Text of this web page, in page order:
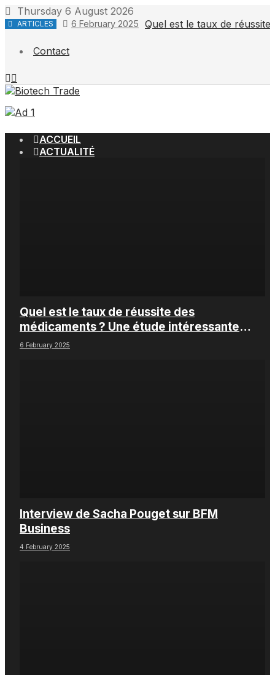
Skip
to
Thursday 6 August 2026
ARTICLES 6 February 2025 Quel est le taux de
Contact
ACCUEIL
ACTUALITÉ
Quel est le taux de réussite des
médicaments ? Une étude intéressante
chez les Big Pharmas
6 February 2025
Interview de Sacha Pouget sur BFM
Business
4 February 2025